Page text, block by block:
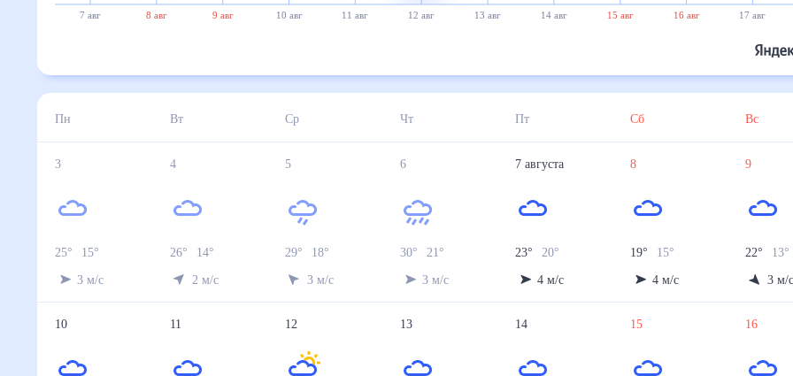
7 авг 8 авг 9 авг 10 авг 11 авг 12 авг 13 авг 14 авг 15 авг 16 авг 17 авг
Пн Вт Ср Чт Пт Сб Вс
3
25° 15°
3 м/с
4
26° 14°
2 м/с
5
29° 18°
3 м/с
6
30° 21°
3 м/с
7 августа
23° 20
4 м/с
8
19° 15°
4 м/с
9
22° 13°
3 м/
10 11 12 13 14 15 16